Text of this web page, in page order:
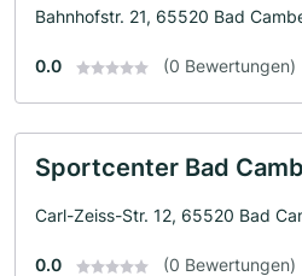
Bahnhofstr. 21, 65520 Bad
0.0 (0 Bewertungen)
Sportcenter Bad
Carl-Zeiss-Str. 12, 65520 Bad
0.0 (0 Bewertungen)